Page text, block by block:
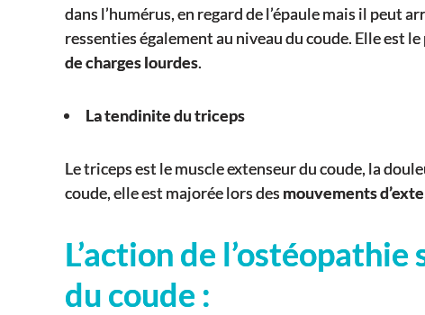
dans l’humérus, en regard de l’épaule mais il peut
ressenties également au niveau du coude. Elle est
de charges lourdes.
La tendinite du triceps
Le triceps est le muscle extenseur du coude, la
coude, elle est majorée lors des mouvements
L’action de
du coude :